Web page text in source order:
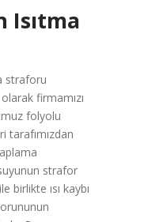
Isıtma
straforu
firmamızı
folyolu
tarafımızdan
strafor
birlikte ısı kaybı